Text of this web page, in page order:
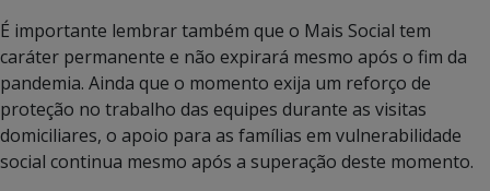
É importante lembrar também que o Mais Social tem
caráter permanente e não expirará mesmo após o fim da
pandemia. Ainda que o momento exija um reforço de
proteção no trabalho das equipes durante as visitas
domiciliares, o apoio para as famílias em vulnerabilidade
social continua mesmo após a superação deste momento.